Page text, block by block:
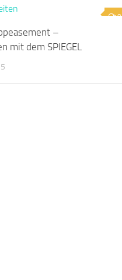
0
–
mit dem SPIEGEL